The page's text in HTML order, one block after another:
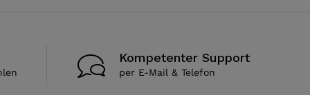
Kompetenter Support
per E-Mail & Telefon